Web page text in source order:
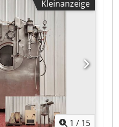
Höchste
Biopharmazeutika
Beladung mit
Ak Djck
stehen bis zu 5
sind aktuell außer
Neupreis pro Gerät lag
Kleinanzeige
1 / 15